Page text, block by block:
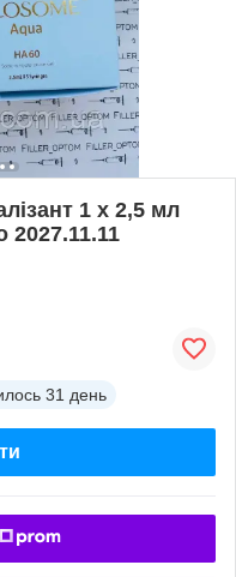
1 х 2,5 мл
2027.11.11
31 день